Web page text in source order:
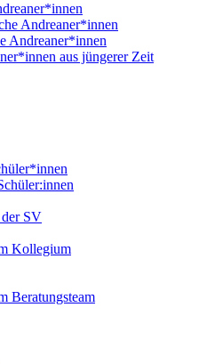
Andreaner*innen
Andreaner*innen
aus jüngerer Zeit
SV
Kollegium
Beratungsteam